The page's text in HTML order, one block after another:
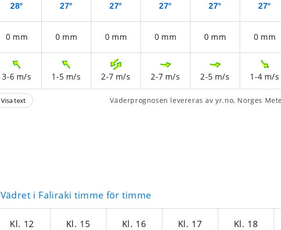
28° 27° 27° 27° 27° 27°
0 mm 0 mm 0 mm 0 mm 0 mm 0 mm
3-6 m/s 1-5 m/s 2-7 m/s 2-7 m/s 2-5 m/s 1-4 m/s
Visa text Väderprognosen levereras av yr.no, Norges
Vädret i Faliraki timme för timme
Kl. 12 Kl. 15 Kl. 16 Kl. 17 Kl. 18